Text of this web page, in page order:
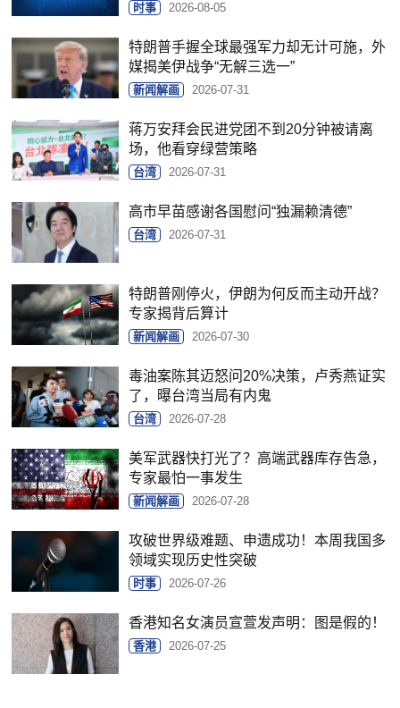
时事 2026-08-05
特朗普手握全球最强军力却无计可施，外
媒揭美伊战争“无解三选一”
新闻解画 2026-07-31
蒋万安拜会民进党团不到20分钟被请离
场，他看穿绿营策略
台湾 2026-07-31
高市早苗感谢各国慰问“独漏赖清德”
台湾 2026-07-31
特朗普刚停火，伊朗为何反而主动开战？
专家揭背后算计
新闻解画 2026-07-30
毒油案陈其迈怒问20%决策，卢秀燕证实
了，曝台湾当局有内鬼
台湾 2026-07-28
美军武器快打光了？高端武器库存告急，
专家最怕一事发生
新闻解画 2026-07-28
攻破世界级难题、申遗成功！本周我国多
领域实现历史性突破
时事 2026-07-26
香港知名女演员宣萱发声明：图是假的！
香港 2026-07-25